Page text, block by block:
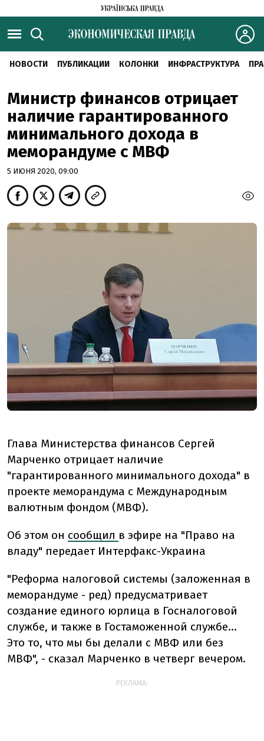
НОВОСТИ ПУБЛИКАЦИИ КОЛОНКИ ИНФРАСТРУКТУРА
Министр финансов отрицает
наличие гарантированного
минимального дохода в
меморандуме с МВФ
5 ИЮНЯ 2020, 09:00
Глава Министерства финансов Сергей
Марченко отрицает наличие
"гарантированного минимального дохода" в
проекте меморандума с Международным
валютным фондом (МВФ).
Об этом он сообщил в эфире на "Право на
владу" передает Интерфакс-Украина
"Реформа налоговой системы (заложенная в
меморандуме - ред) предусматривает
создание единого юрлица в Госналоговой
службе, и также в Гостаможенной службе...
Это то, что мы бы делали с МВФ или без
МВФ", - сказал Марченко в четверг вечером.
РЕКЛАМА: